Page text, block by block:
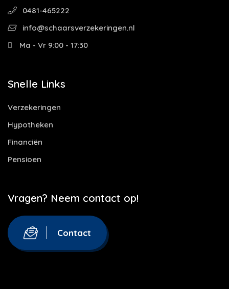
0481-465222
info@schaarsverzekeringen.nl
Ma - Vr 9:00 - 17:30
Snelle Links
Verzekeringen
Hypotheken
Financiën
Pensioen
Vragen? Neem contact op!
Contact